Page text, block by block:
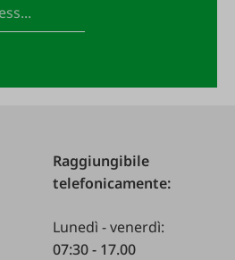
Raggiungibile
telefonicamente:
Lunedì - venerdì:
07:30 - 17.00